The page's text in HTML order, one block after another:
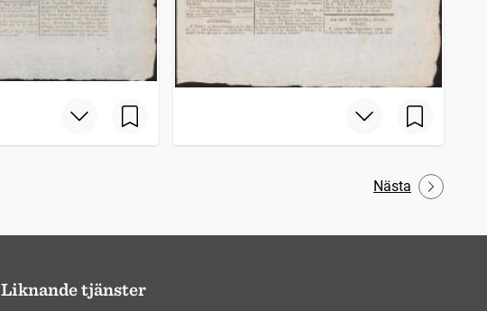
Nästa
Liknande tjänster